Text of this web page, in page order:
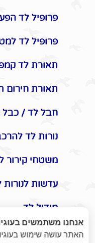
פרופיל לד
פרופיל לד
תאורת לד
תאורת חירום
חבל לד / כבל
נורות לד
משטחי קירור
עדשות לנורות
מודול לד
אביזרים
אנחנו משתמשים
האתר עושה שימוש